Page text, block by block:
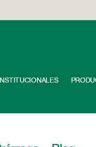
INSTITUCIONALES